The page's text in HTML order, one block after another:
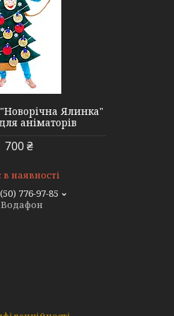
Ялинка"
аніматорів
700 ₴
наявності
776-97-85
Водафон